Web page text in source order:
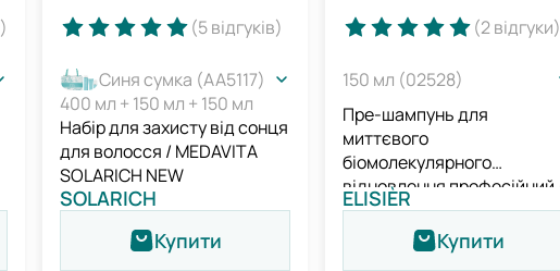
) (5відгуків)
Синя сумка (AA5117)
400 мл + 150 мл + 150 мл
Набір для захисту від сонця
для волосся / MEDAVITA
SOLARICH NEW
SOLARICH
Купити
(2відгуки)
150 мл (02528)
Пре-шампунь для
миттєвого
біомолекулярного
відновлення професійний
Medavita Elisièr Instant
Repair Pre-shampoo
Treatment
ELISIÈR
Купити